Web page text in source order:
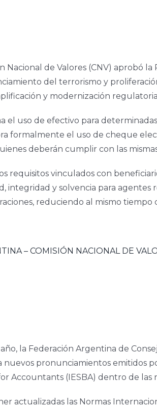
Nacional de Valores (CNV) aprobó
del terrorismo y
y modernización
el uso de efectivo para
formalmente el uso de cheque
deberán cumplir con las
requisitos vinculados con
y solvencia para agentes
reduciendo al mismo tiempo
– COMISIÓN NACIONAL DE
la Federación Argentina de
nuevos pronunciamientos emitidos
Accountants (IESBA) dentro de las
actualizadas las Normas